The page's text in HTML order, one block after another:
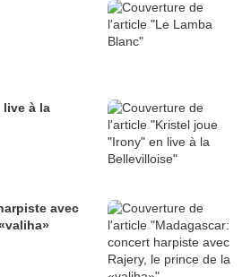
à la
avec